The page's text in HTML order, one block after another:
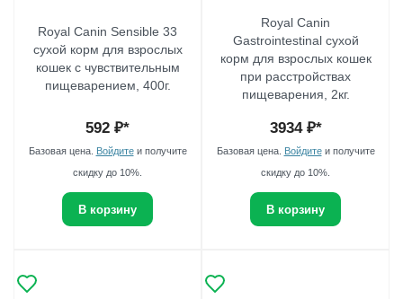
Royal Canin Sensible 33
сухой корм для взрослых
кошек с чувствительным
пищеварением, 400г.
592 ₽*
Базовая цена. Войдитеи получите
скидку до 10%.
В корзину
Royal Canin
Gastrointestinal сухой
корм для взрослых кошек
при расстройствах
пищеварения, 2кг.
3934₽*
Базовая цена. Войдитеи получите
скидку до 10%.
В корзину